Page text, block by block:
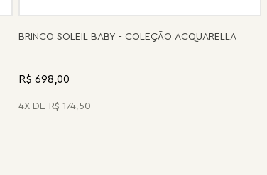
BRINCO SOLEIL BABY - COLEÇÃO ACQUARELLA
R$ 698,00
4 R$ 174,50